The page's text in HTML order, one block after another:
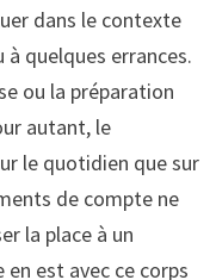
dans le contexte
quelques errances.
ou la préparation
autant, le
le quotidien que sur
de compte ne
la place à un
est avec ce corps